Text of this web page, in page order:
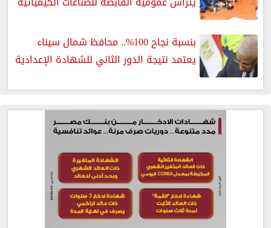
بنسبة نجاح 100%.. محافظ شمال سيناء
يعتمد نتيجة الدور الثاني للشهادة الإعدادية